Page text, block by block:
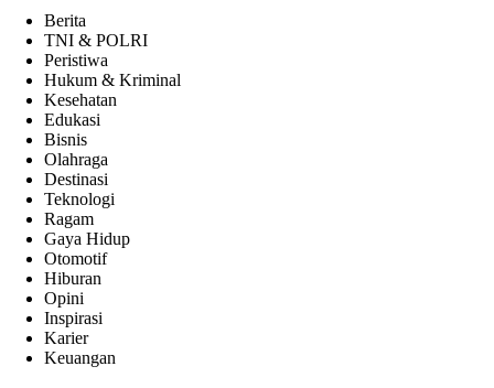
Berita
TNI & POLRI
Peristiwa
Hukum & Kriminal
Kesehatan
Edukasi
Bisnis
Olahraga
Destinasi
Teknologi
Ragam
Gaya Hidup
Otomotif
Hiburan
Opini
Inspirasi
Karier
Keuangan